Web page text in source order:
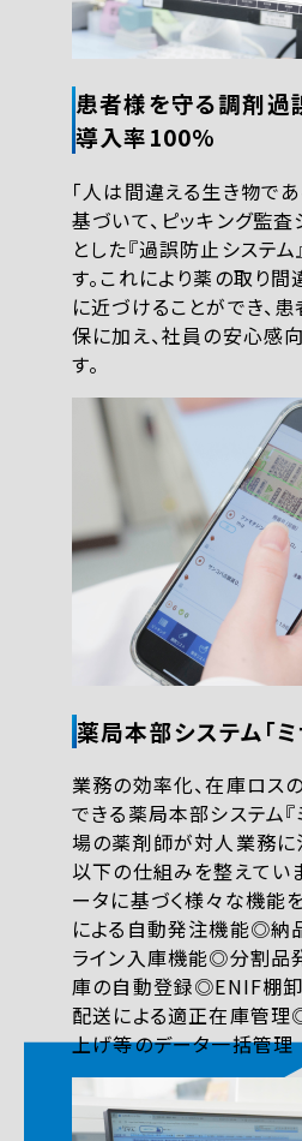
患者様を守る調剤過
導入率100%
「人は間違える生き物で
基づいて、ピッキング監
とした『過誤防止システ
す。これにより薬の取り間
に近づけることができ、
保に加え、社員の安心感
す。
薬局本部システム「ミ
業務の効率化、在庫ロス
できる薬局本部システム『
場の薬剤師が対人業務に
以下の仕組みを整えてい
ータに基づく様々な機
による自動発注機能◎納
ライン入庫機能◎分割
庫の自動登録◎ENIF棚
配送による適正在庫管理
上げ等のデータ一括管理